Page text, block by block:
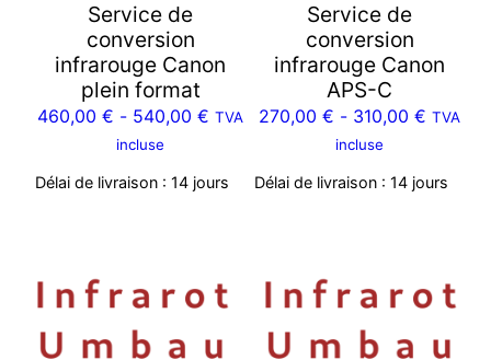
Service de
conversion
infrarouge Canon
plein format
460,00 € - 540,00 € TVA
incluse
Délai de livraison : 14 jours
Service de
conversion
infrarouge Canon
APS-C
270,00 € - 310,00 € TVA
incluse
Délai de livraison : 14 jours